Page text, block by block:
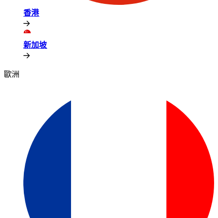
香港​​
新加坡​​
歐洲​​